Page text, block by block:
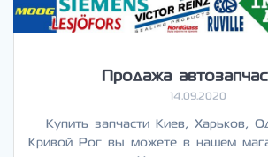
Продажа
14.09.2020
Купить запчасти Киев, Харьков,
Кривой Рог вы можете в нашем